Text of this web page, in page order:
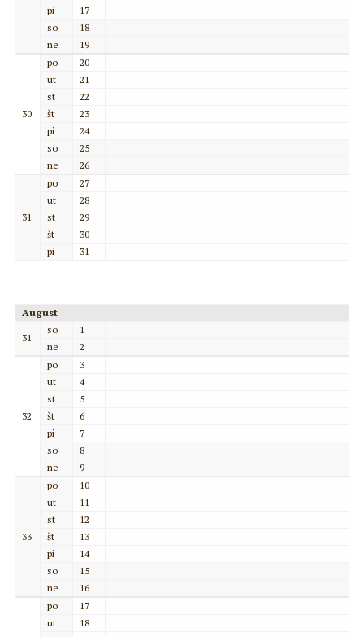
pi
17
so
18
ne
19
30
po
20
ut
21
st
22
št
23
pi
24
so
25
ne
26
31
po
27
ut
28
st
29
št
30
pi
31
August
31
so
1
ne
2
32
po
3
ut
4
st
5
št
6
pi
7
so
8
ne
9
33
po
10
ut
11
st
12
št
13
pi
14
so
15
ne
16
po
17
ut
18